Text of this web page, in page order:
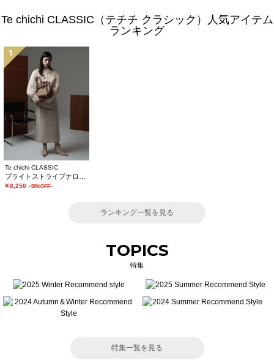
Te chichi CLASSIC（テチチ クラシック）人気アイテム
ランキング
1
Te chichi CLASSIC
￥8,250 -50%OFF-
ランキング一覧を見る
TOPICS
特集
特集一覧を見る